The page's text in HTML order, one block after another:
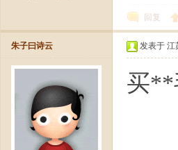
回复
朱子曰诗云 发表于 江
买**